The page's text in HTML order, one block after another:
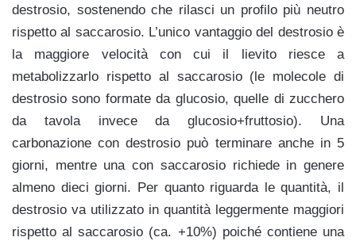
destrosio, sostenendo che rilasci un profilo più neutro
rispetto al saccarosio. L’unico vantaggio del destrosio è
la maggiore velocità con cui il lievito riesce a
metabolizzarlo rispetto al saccarosio (le molecole di
destrosio sono formate da glucosio, quelle di zucchero
da tavola invece da glucosio+fruttosio). Una
carbonazione con destrosio può terminare anche in 5
giorni, mentre una con saccarosio richiede in genere
almeno dieci giorni. Per quanto riguarda le quantità, il
destrosio va utilizzato in quantità leggermente maggiori
rispetto al saccarosio (ca. +10%) poiché contiene una